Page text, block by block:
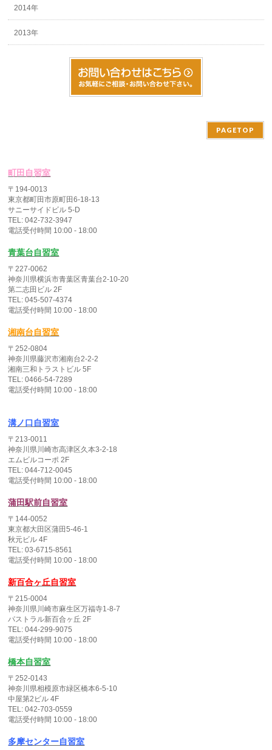
2014年
2013年
PAGETOP
町田自習室
〒194-0013
東京都町田市原町田6-18-13
サニーサイドビル 5-D
TEL: 042-732-3947
電話受付時間 10:00 - 18:00
青葉台自習室
〒227-0062
神奈川県横浜市青葉区青葉台2-10-20
第二志田ビル 2F
TEL: 045-507-4374
電話受付時間 10:00 - 18:00
湘南台自習室
〒252-0804
神奈川県藤沢市湘南台2-2-2
湘南三和トラストビル 5F
TEL: 0466-54-7289
電話受付時間 10:00 - 18:00
溝ノ口自習室
〒213-0011
神奈川県川崎市高津区久本3-2-18
エムビルコーポ 2F
TEL: 044-712-0045
電話受付時間 10:00 - 18:00
蒲田駅前自習室
〒144-0052
東京都大田区蒲田5-46-1
秋元ビル 4F
TEL: 03-6715-8561
電話受付時間 10:00 - 18:00
新百合ヶ丘自習室
〒215-0004
神奈川県川崎市麻生区万福寺1-8-7
パストラル新百合ヶ丘 2F
TEL: 044-299-9075
電話受付時間 10:00 - 18:00
橋本自習室
〒252-0143
神奈川県相模原市緑区橋本6-5-10
中屋第2ビル 4F
TEL: 042-703-0559
電話受付時間 10:00 - 18:00
多摩センター自習室